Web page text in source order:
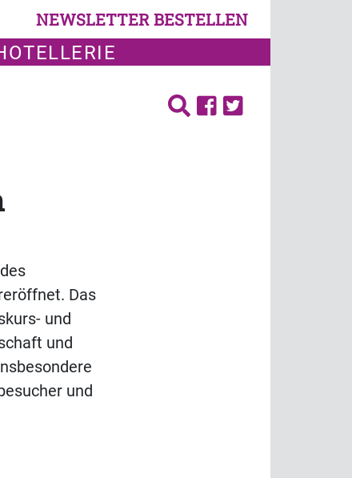
NEWSLETTER BESTELLEN
Das
und
und
und